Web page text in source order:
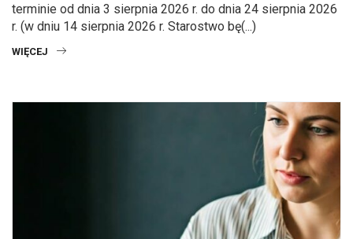
terminie od dnia 3 sierpnia 2026 r. do dnia 24 sierpnia 2026
r. (w dniu 14 sierpnia 2026 r. Starostwo bę(...)
WIĘCEJ